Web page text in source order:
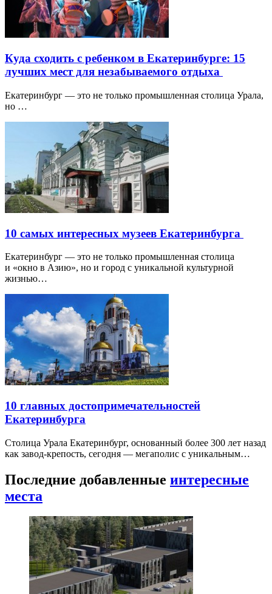
Куда сходить с ребенком в Екатеринбурге: 15
лучших мест для незабываемого отдыха
Екатеринбург — это не только промышленная столица Урала,
но …
10 самых интересных музеев Екатеринбурга
Екатеринбург — это не только промышленная столица
и «окно в Азию», но и город с уникальной культурной
жизнью…
10 главных достопримечательностей
Екатеринбурга
Столица Урала Екатеринбург, основанный более 300 лет назад
как завод-крепость, сегодня — мегаполис с уникальным…
Последние добавленные интересные
места